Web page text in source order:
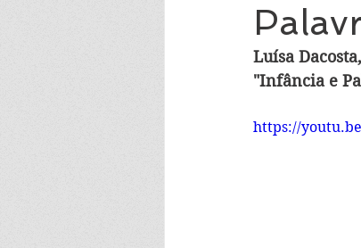
Luísa
"Infância e
https://